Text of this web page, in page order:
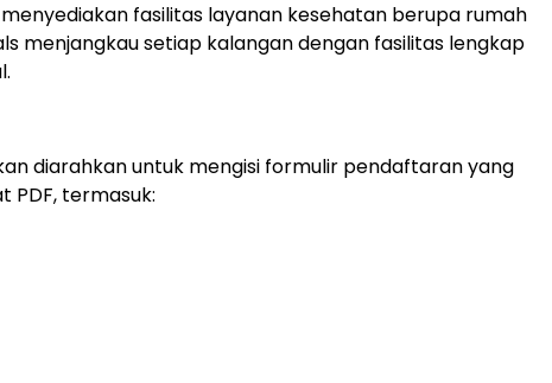
fasilitas layanan kesehatan berupa rumah
menjangkau setiap kalangan dengan fasilitas lengkap
diarahkan untuk mengisi formulir pendaftaran yang
termasuk: